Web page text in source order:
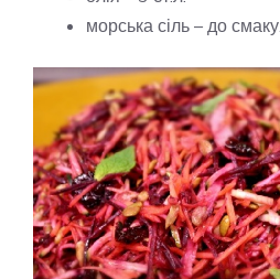
морська сіль – до смаку.